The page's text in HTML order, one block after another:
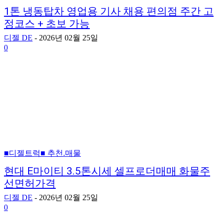
1톤 냉동탑차 영업용 기사 채용 편의점 주간 고
정코스 + 초보 가능
디젤 DE - 2026년 02월 25일
0
■디젤트럭■ 추천.매물
현대 E마이티 3.5톤시세 셀프로더매매 화물주
선면허가격
디젤 DE - 2026년 02월 25일
0